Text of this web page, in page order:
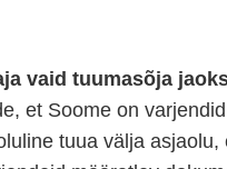
vaid tuumasõja
et Soome on
tuua välja asjaolu,